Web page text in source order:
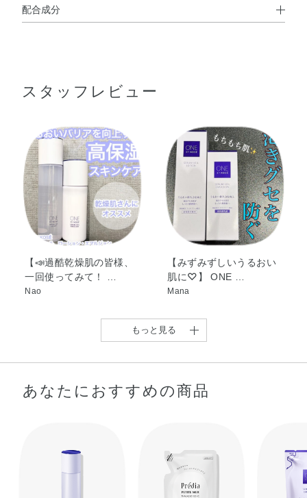
使用方法
よくあるご質問
A. 商品の使用順はこちら >>
配合成分
ヒドロキシプロリン・アラニン・アルギニン・オリーブ葉
ン・プロリン・ベタイン・リシンHCl・加水分解ヒアルロ
ン酸・BHT・EDTA－2Na・PCA・（アクリル酸Na／アク
リロイルジメチルタウリンNa）コポリマー・（アクリレー
ツ／アクリル酸アルキル（C10－30））クロスポリマー・
イソヘキサデカン・オレイン酸ソルビタン・カルボマー・
ジグリセリン・ジメチコン・ステアリン酸PEG－55・セテ
アリルアルコール・トリエチルヘキサノイン・トリセテア
レス－4リン酸・パルミチン酸セチル・ベヘニルアルコー
ル・ポリソルベート80・ラウロイルグルタミン酸ジ（フィ
トステリル／オクチルドデシル）・水酸化Al・水酸化Na・
イソブテン・水添ポリデセン・水添レシチン・乳酸Na・フ
ェノキシエタノール・メチルパラベン・香料・酸化チタン
スタッフレビュー
【📣過酷乾燥肌の皆様、
一回使ってみて！ …
Nao
【みずみずしいうるおい
肌に♡】 ONE …
Mana
肌へ💪❕ ライス …
【その乾燥、”渇きグ
セ”がついているかも …
メ】 ミニサイズコ …
【遂に✨ONE BY KOSÉ
から化粧水 …
LISA
もっと見る
あなたにおすすめの商品